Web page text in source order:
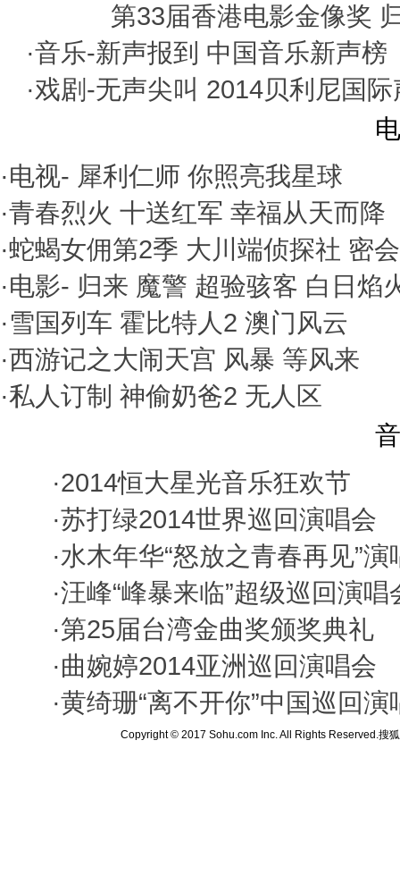
第33届香港电影金像奖
·音乐-新声报到 中国音乐新声榜
·戏剧-无声尖叫 2014贝利尼国
·电视- 犀利仁师 你照亮我星球
·青春烈火 十送红军 幸福从天而降
·蛇蝎女佣第2季 大川端侦探社 密会
·电影- 归来 魔警 超验骇客 白日焰
·雪国列车 霍比特人2 澳门风云
·西游记之大闹天宫 风暴 等风来
·私人订制 神偷奶爸2 无人区
·2014恒大星光音乐狂欢节
·苏打绿2014世界巡回演唱会
·水木年华“怒放之青春再见”演
·汪峰“峰暴来临”超级巡回演唱
·第25届台湾金曲奖颁奖典礼
·曲婉婷2014亚洲巡回演唱会
·黄绮珊“离不开你”中国巡回演
Copyright © 2017 Sohu.com Inc. All Rights Reserved.搜